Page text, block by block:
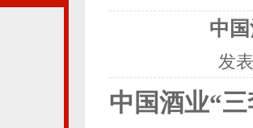
中
发
中国酒业“